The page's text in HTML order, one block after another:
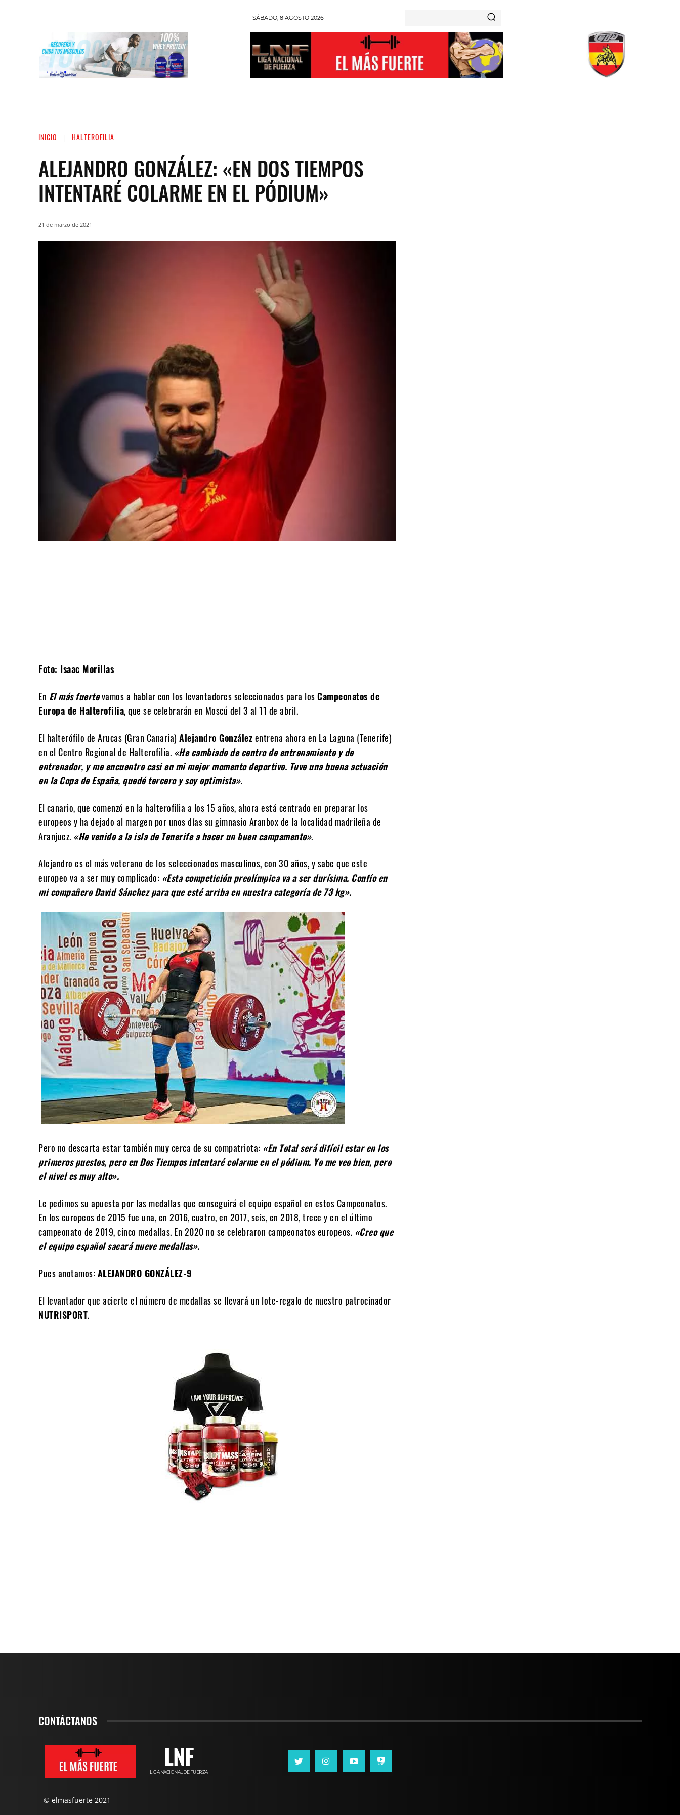
SÁBADO, 8 AGOSTO 2026
INICIO HALTEROFILIA
ALEJANDRO GONZÁLEZ: «EN DOS TIEMPOS
INTENTARÉ COLARME EN EL PÓDIUM»
21 de marzo de 2021
Foto: Isaac Morillas
En El más fuertevamos a hablar con los levantadores seleccionados para losCampeonatos de
Europa de Halterofilia, que se celebrarán en Moscú del 3 al 11 de abril.
El halterófilo de Arucas (Gran Canaria) Alejandro Gonzálezentrena ahora en La Laguna (Tenerife)
en el Centro Regional de Halterofilia. «He cambiado de centro de entrenamiento y de
entrenador, y me encuentro casi en mi mejor momento deportivo. Tuve una buena actuación
en la Copa de España, quedé tercero y soy optimista».
El canario, que comenzó en la halterofilia a los 15 años, ahora está centrado en preparar los
europeos y ha dejado al margen por unos días su gimnasio Aranbox de la localidad madrileña de
Aranjuez. «He venido a la isla de Tenerife a hacer un buen campamento».
Alejandro es el más veterano de los seleccionados masculinos, con 30 años, y sabe que este
europeo va a ser muy complicado: «Esta competición preolímpica va a ser durísima. Confío en
mi compañero David Sánchez para que esté arriba en nuestra categoría de 73 kg».
Pero no descarta estar también muy cerca de su compatriota: «En Total será difícil estar en los
primeros puestos, pero en Dos Tiempos intentaré colarme en el pódium. Yo me veo bien, pero
el nivel es muy alto».
Le pedimos su apuesta por las medallas que conseguirá el equipo español en estos Campeonatos.
En los europeos de 2015 fue una, en 2016, cuatro, en 2017, seis, en 2018, trece y en el último
campeonato de 2019, cinco medallas. En 2020 no se celebraron campeonatos europeos. «Creo que
el equipo español sacará nueve medallas».
Pues anotamos: ALEJANDRO GONZÁLEZ-9
El levantador que acierte el número de medallas se llevará un lote-regalo de nuestro patrocinador
NUTRISPORT.
CONTÁCTANOS
LNF
LIGA NACIONAL DE FUERZA
© elmasfuerte 2021